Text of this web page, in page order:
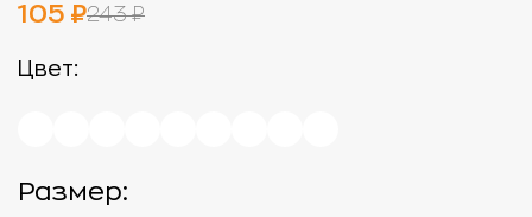
105 ₽243 ₽
Цвет:
Размер: